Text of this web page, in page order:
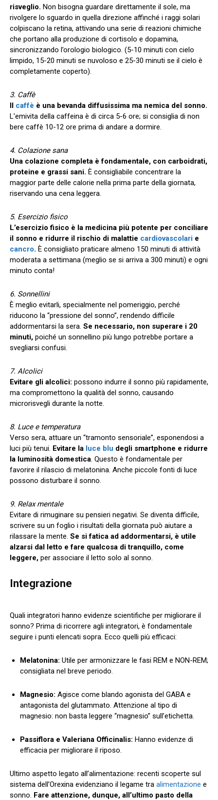
risveglio. Non bisogna guardare direttamente il sole, ma
rivolgere lo sguardo in quella direzione affinché i raggi solari
colpiscano la retina, attivando una serie di reazioni chimiche
che portano alla produzione di cortisolo e dopamina,
sincronizzando l’orologio biologico. (5-10 minuti con cielo
limpido, 15-20 minuti se nuvoloso e 25-30 minuti se il cielo è
completamente coperto).
3. Caffè
Il caffè è una bevanda diffusissima ma nemica del sonno.
L’emivita della caffeina è di circa 5-6 ore; si consiglia di non
bere caffè 10-12 ore prima di andare a dormire.
4. Colazione sana
Una colazione completa è fondamentale, con carboidrati,
proteine e grassi sani. È consigliabile concentrare la
maggior parte delle calorie nella prima parte della giornata,
riservando una cena leggera.
5. Esercizio fisico
L’esercizio fisico è la medicina più potente per conciliare
il sonno e ridurre il rischio di malattie cardiovascolari e
cancro. È consigliato praticare almeno 150 minuti di attività
moderata a settimana (meglio se si arriva a 300 minuti) e ogni
minuto conta!
6. Sonnellini
È meglio evitarli, specialmente nel pomeriggio, perché
riducono la “pressione del sonno”, rendendo difficile
addormentarsi la sera. Se necessario, non superare i 20
minuti, poiché un sonnellino più lungo potrebbe portare a
svegliarsi confusi.
7. Alcolici
Evitare gli alcolici: possono indurre il sonno più rapidamente,
ma compromettono la qualità del sonno, causando
microrisvegli durante la notte.
8. Luce e temperatura
Verso sera, attuare un “tramonto sensoriale”, esponendosi a
luci più tenui. Evitare la luce blu degli smartphone e ridurre
la luminosità domestica. Questo è fondamentale per
favorire il rilascio di melatonina. Anche piccole fonti di luce
possono disturbare il sonno.
9. Relax mentale
Evitare di rimuginare su pensieri negativi. Se diventa difficile,
scrivere su un foglio i risultati della giornata può aiutare a
rilassare la mente. Se si fatica ad addormentarsi, è utile
alzarsi dal letto e fare qualcosa di tranquillo, come
leggere, per associare il letto solo al sonno.
Integrazione
Quali integratori hanno evidenze scientifiche per migliorare il
sonno? Prima di ricorrere agli integratori, è fondamentale
seguire i punti elencati sopra. Ecco quelli più efficaci:
Melatonina: Utile per armonizzare le fasi REM e NON-REM;
consigliata nel breve periodo.
Magnesio: Agisce come blando agonista del GABA e
antagonista del glutammato. Attenzione al tipo di
magnesio: non basta leggere “magnesio” sull’etichetta.
Passiflora e Valeriana Officinalis: Hanno evidenze di
efficacia per migliorare il riposo.
Ultimo aspetto legato all’alimentazione: recenti scoperte sul
sistema dell’Orexina evidenziano il legame tra alimentazione e
sonno. Fare attenzione, dunque, all’ultimo pasto della